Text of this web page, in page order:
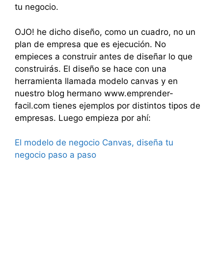
tu negocio.
OJO! he dicho diseño, como un cuadro, no un
plan de empresa que es ejecución. No
empieces a construir antes de diseñar lo que
construirás. El diseño se hace con una
herramienta llamada modelo canvas y en
nuestro blog hermano www.emprender-
facil.com tienes ejemplos por distintos tipos de
empresas. Luego empieza por ahí:
El modelo de negocio Canvas, diseña tu
negocio paso a paso